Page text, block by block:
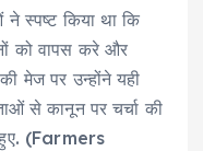
स्पष्ट किया था कि
को वापस करे और
मेज पर उन्होंने यही
से कानून पर चर्चा की
हुए. (Farmers